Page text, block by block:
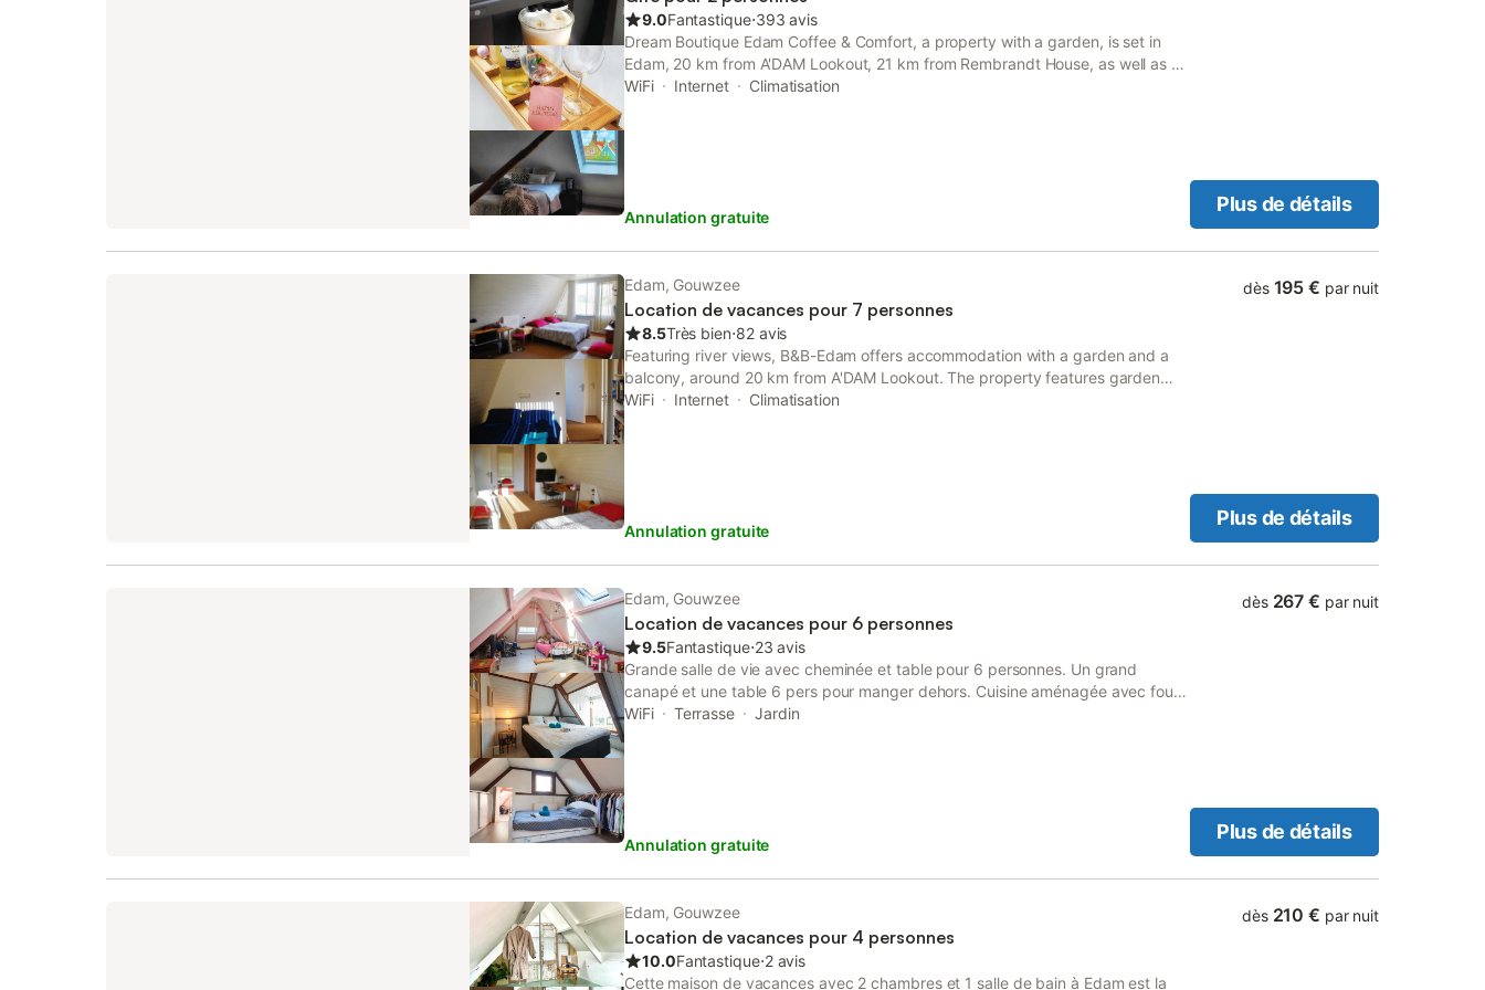
une journée de visites. Un parking est disponible sur place et l'établissement
est entièrement non-fumeurs. Le lac se trouve à 900 m de l'appartement et les
sites d'intérêt d'Edam sont facilement accessibles. L'emplacement au rez-de-
chaussée et la conception accessible en font un choix pratique pour divers
9.0Fantastique⋅393 avis
Dream Boutique Edam Coffee & Comfort, a property with a garden, is set in
Edam, 20 km from A'DAM Lookout, 21 km from Rembrandt House, as well as 21
km from Artis Zoo. Featuring garden and inner courtyard views, this apartment
WiFi Internet Climatisation
Annulation gratuite
Plus de détails
Edam, Gouwzee
Location de vacances pour 7 personnes
8.5Très bien⋅82 avis
Featuring river views, B&B-Edam offers accommodation with a garden and a
balcony, around 20 km from A'DAM Lookout. The property features garden
views and is 21 km from Rembrandt House and 21 km from Artis Zoo.
WiFi Internet Climatisation
Annulation gratuite
dès 195 € par nuit
Plus de détails
Edam, Gouwzee
Location de vacances pour 6 personnes
9.5Fantastique⋅23 avis
Grande salle de vie avec cheminée et table pour 6 personnes. Un grand
canapé et une table 6 pers pour manger dehors. Cuisine aménagée avec four
et lave vaisselle. Salle de bain simple mais avec lave-linge et séchoir. Au
proximité et 30 minutes de la mer du Nord. Gare routière (bus) à 1 minutes de
marche.
WiFi Terrasse Jardin
Annulation gratuite
dès 267 € par nuit
Plus de détails
Edam, Gouwzee
Location de vacances pour 4 personnes
10.0Fantastique⋅2 avis
Cette maison de vacances avec 2 chambres et 1 salle de bain à Edam est la
dès 210 € par nuit